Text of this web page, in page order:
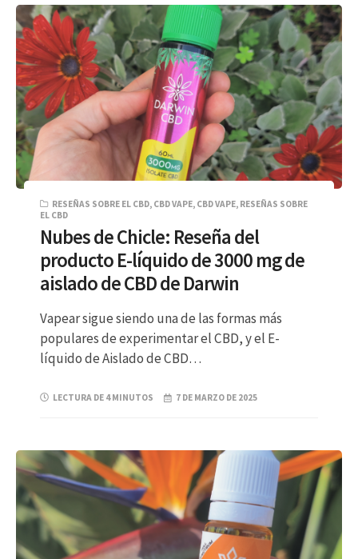
RESEÑAS SOBRE EL CBD, CBD VAPE, CBD VAPE, RESEÑAS SOBRE
EL CBD
Nubes de Chicle: Reseña del
producto E-líquido de 3000 mg de
aislado de CBD de Darwin
Vapear sigue siendo una de las formas más
populares de experimentar el CBD, y el E-
líquido de Aislado de CBD…
LECTURA DE 4 MINUTOS 7 DE MARZO DE 2025